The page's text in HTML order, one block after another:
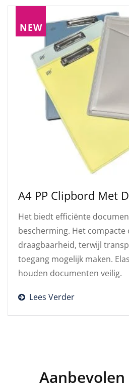
NEW
A4 PP Clipbord Met
Het biedt efficiënte
bescherming. Het
draagbaarheid, terwijl
toegang mogelijk maken.
houden documenten veilig.
Lees Verder